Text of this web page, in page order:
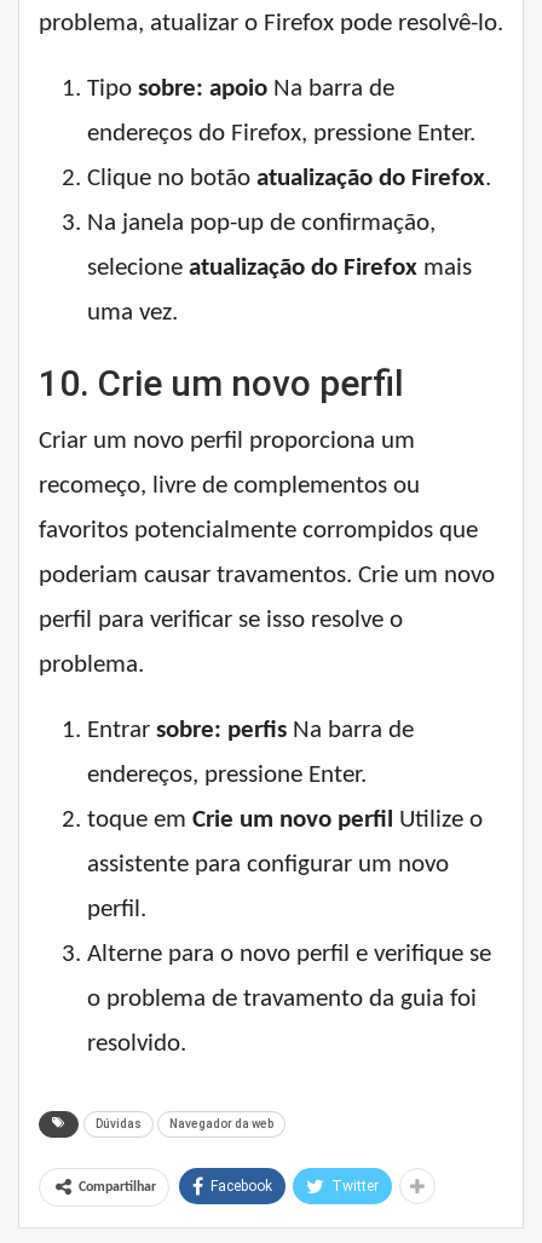
problema, atualizar o Firefox pode resolvê-lo.
Tipo sobre: ​​apoio Na barra de
endereços do Firefox, pressione Enter.
Clique no botão atualização do Firefox.
Na janela pop-up de confirmação,
selecione atualização do Firefox mais
uma vez.
10. Crie um novo perfil
Criar um novo perfil proporciona um
recomeço, livre de complementos ou
favoritos potencialmente corrompidos que
poderiam causar travamentos. Crie um novo
perfil para verificar se isso resolve o
problema.
Entrar sobre: ​​perfis Na barra de
endereços, pressione Enter.
toque em Crie um novo perfil Utilize o
assistente para configurar um novo
perfil.
Alterne para o novo perfil e verifique se
o problema de travamento da guia foi
resolvido.
Dúvidas Navegador da web
Compartilhar Facebook Twitter